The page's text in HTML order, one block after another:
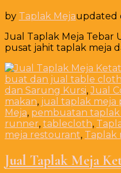
by Taplak Mejaupdated
Jual Taplak Meja Tebar
pusat jahit taplak meja
buat dan jual table cloth
dan Sarung Kursi,Jual
makan, jual taplak meja
Meja, pembuatan taplak
runner, tablecloth,
meja restourant, Taplak
Jual Taplak Meja